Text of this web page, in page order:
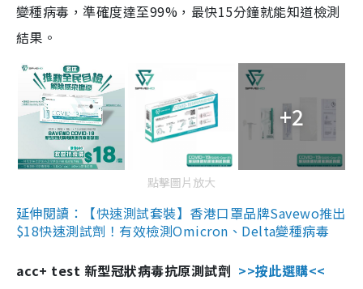
變種病毒，準確度達至99%，最快15分鐘就能知道檢測
結果。
+2
點擊圖片放大
延伸閱讀：【快速測試套裝】香港口罩品牌Savewo推出
$18快速測試劑！有效檢測Omicron、Delta變種病毒
acc+ test 新型冠狀病毒抗原測試劑 >>按此選購<<